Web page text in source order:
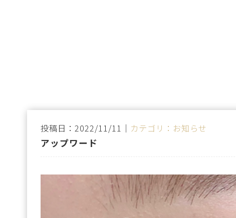
投稿日：2022/11/11｜ カテゴリ：お知らせ
アップワード